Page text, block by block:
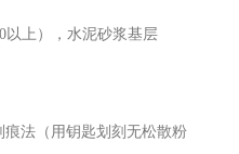
以上），水泥砂浆基层
法（用钥匙划刻无松散粉